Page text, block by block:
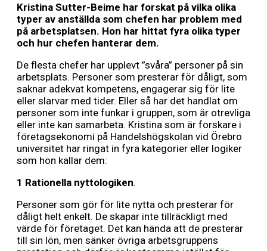
Kristina Sutter-Beime har forskat på vilka olika
typer av anställda som chefen har problem med
på arbetsplatsen. Hon har hittat fyra olika typer
och hur chefen hanterar dem.
De flesta chefer har upplevt ”svåra” personer på sin
arbetsplats. Personer som presterar för dåligt, som
saknar adekvat kompetens, engagerar sig för lite
eller slarvar med tider. Eller så har det handlat om
personer som inte funkar i gruppen, som är otrevliga
eller inte kan samarbeta. Kristina som är forskare i
företagsekonomi på Handelshögskolan vid Örebro
universitet har ringat in fyra kategorier eller logiker
som hon kallar dem:
1 Rationella nyttologiken.
Personer som gör för lite nytta och presterar för
dåligt helt enkelt. De skapar inte tillräckligt med
värde för företaget. Det kan hända att de presterar
till sin lön, men sänker övriga arbetsgruppens